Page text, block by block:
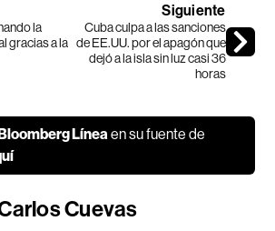
la
gracias a la
Siguiente
Cuba culpa a las sanciones
de EE.UU. por el apagón que
dejó a la isla sin luz casi 36
horas
Línea en su fuente de
Cuevas